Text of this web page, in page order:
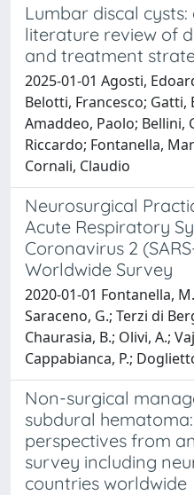
Lumbar discal
literature review of
and treatment
2025-01-01 Agosti,
Belotti, Francesco; Gatti,
Amaddeo, Paolo; Bellini,
Riccardo; Fontanella,
Cornali, Claudio
Neurosurgical
Acute Respiratory
Coronavirus 2
Worldwide Survey
2020-01-01 Fontanella,
Saraceno, G.; Terzi di
Chaurasia, B.; Olivi, A.;
Cappabianca, P.;
Non-surgical
subdural
perspectives from
survey including
countries worldwide